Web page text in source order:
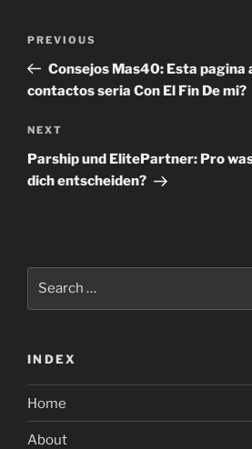
Previous
Post
PREVIOUS
Consejos Mas40: Esta pagina
contactos seria Con El Fin De mi?
Next
Post
NEXT
Parship und ElitePartner: Pro
dich entscheiden?
INDEX
Home
About